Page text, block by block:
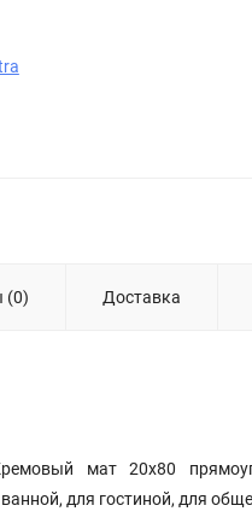
(0) Доставка
мат 20х80
для гостиной, для